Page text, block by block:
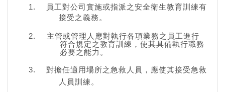
員工對公司實施或指派之安全衛生教育訓練有
接受之義務。
主管或管理人應對執行各項業務之員工進行
符合規定之教育訓練，使其具備執行職務
必要之能力。
對擔任適用場所之急救人員，應使其接受急救
人員訓練。